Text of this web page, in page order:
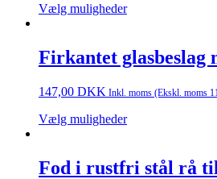
Vælg muligheder
Firkantet glasbeslag
147,00 DKK Inkl. moms (Ekskl. moms
Vælg muligheder
Fod i rustfri stål rå